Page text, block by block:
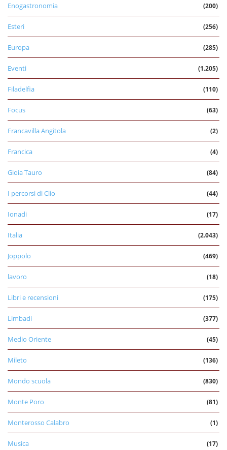
Enogastronomia (200)
Esteri (256)
Europa (285)
Eventi (1.205)
Filadelfia (110)
Focus (63)
Francavilla Angitola (2)
Francica (4)
Gioia Tauro (84)
I percorsi di Clio (44)
Ionadi (17)
Italia (2.043)
Joppolo (469)
lavoro (18)
Libri e recensioni (175)
Limbadi (377)
Medio Oriente (45)
Mileto (136)
Mondo scuola (830)
Monte Poro (81)
Monterosso Calabro (1)
Musica (17)